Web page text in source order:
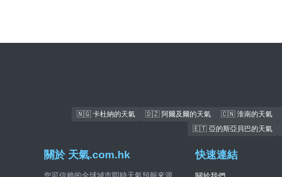
🇳🇬 卡杜納的天氣 🇩🇿 阿爾及爾的天氣 🇨🇳 淮南的天氣
🇪🇹 亞的斯亞貝巴的天氣
關於 天氣.com.hk 快速連結